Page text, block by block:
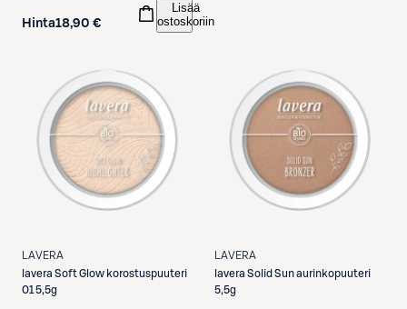
Hinta18,90 €
Lisää
ostoskoriin
LAVERA
lavera Soft Glow korostuspuuteri
01 5,5g
LAVERA
lavera Solid Sun aurinkopuuteri
5,5g